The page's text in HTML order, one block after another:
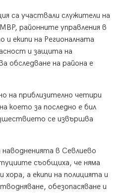
са участвали служители на
районните управления в
и екипи на Регионалната
и защита на
обследване на района е
на приблизително четири
което за последно е бил
се извършва
в Севлиево
съобщиха, че няма
хора, а екипи на полицията и
обезопасяване и